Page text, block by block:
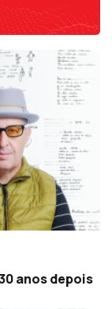
anos depois